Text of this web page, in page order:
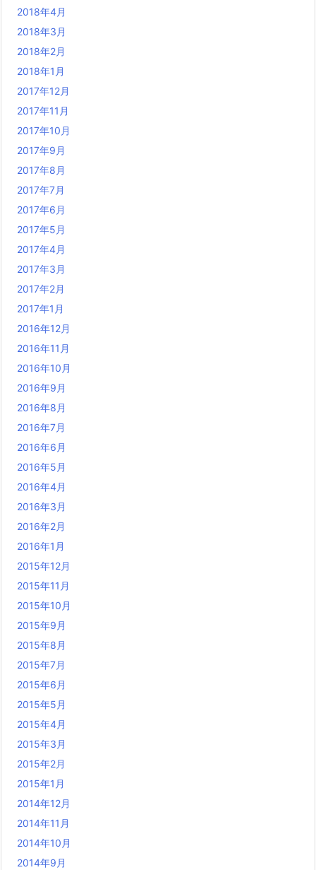
2018年4月
2018年3月
2018年2月
2018年1月
2017年12月
2017年11月
2017年10月
2017年9月
2017年8月
2017年7月
2017年6月
2017年5月
2017年4月
2017年3月
2017年2月
2017年1月
2016年12月
2016年11月
2016年10月
2016年9月
2016年8月
2016年7月
2016年6月
2016年5月
2016年4月
2016年3月
2016年2月
2016年1月
2015年12月
2015年11月
2015年10月
2015年9月
2015年8月
2015年7月
2015年6月
2015年5月
2015年4月
2015年3月
2015年2月
2015年1月
2014年12月
2014年11月
2014年10月
2014年9月